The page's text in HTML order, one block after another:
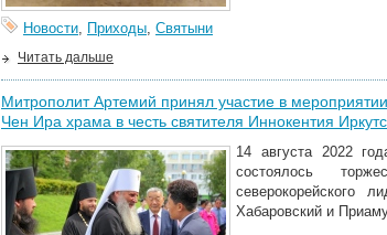
Новости, Приходы, Святыни
Читать дальше
Митрополит Артемий принял участие в
Чен Ира храма в честь святителя Иннокентия
14 августа 2022
состоялось
северокорейского
Хабаровский и